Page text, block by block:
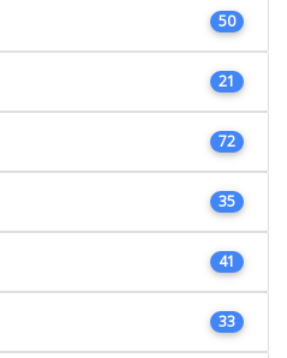
50
21
72
35
41
33